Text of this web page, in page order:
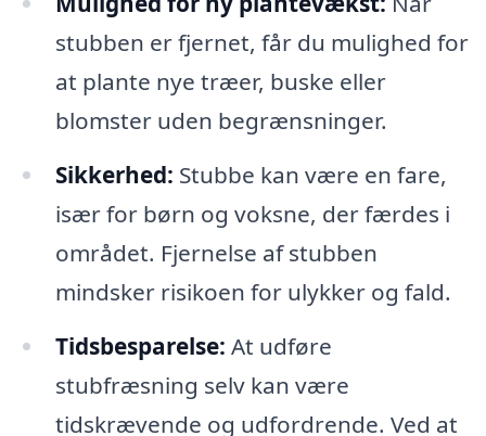
stubben er fjernet, får du mulighed for
at plante nye træer, buske eller
blomster uden begrænsninger.
Sikkerhed: Stubbe kan være en fare,
især for børn og voksne, der færdes i
området. Fjernelse af stubben
mindsker risikoen for ulykker og fald.
Tidsbesparelse: At udføre
stubfræsning selv kan være
tidskrævende og udfordrende. Ved at